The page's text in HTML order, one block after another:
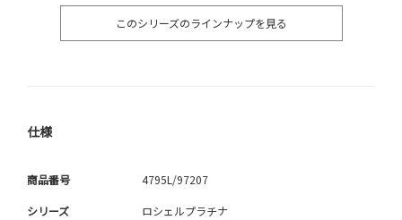
このシリーズのラインナップを見る
仕様
商品番号 4795L/97207
シリーズ ロシェルプラチナ